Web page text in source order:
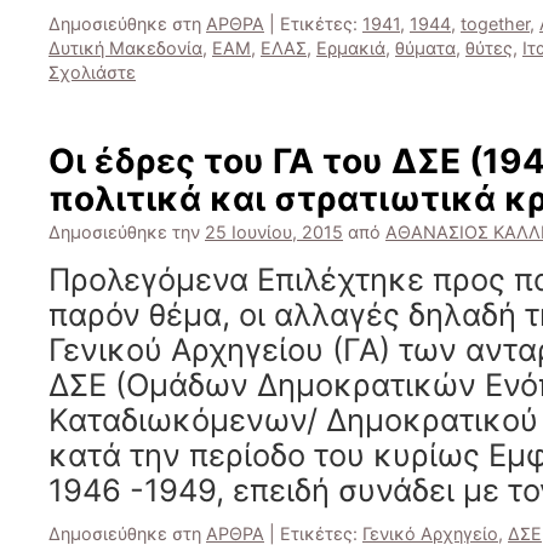
Δημοσιεύθηκε στη ΑΡΘΡΑ Ετικέτες: 1941, 1944, together,
Δυτική Μακεδονία, ΕΑΜ, ΕΛΑΣ, Ερμακιά, θύματα, θύτες,
Σχολιάστε
Οι έδρες του ΓΑ του ΔΣΕ
πολιτικά και στρατιωτικά
Δημοσιεύθηκε την 25 Ιουνίου, 2015 από ΑΘΑΝΑΣΙΟΣ
Προλεγόμενα Επιλέχτηκε προς
παρόν θέμα, οι αλλαγές δηλαδή
Γενικού Αρχηγείου (ΓΑ) των
ΔΣΕ (Ομάδων Δημοκρατικών
Καταδιωκόμενων/
κατά την περίοδο του κυρίως
1946 -1949, επειδή συνάδει με
Δημοσιεύθηκε στη ΑΡΘΡΑ Ετικέτες: Γενικό Αρχηγείο, ΔΣΕ